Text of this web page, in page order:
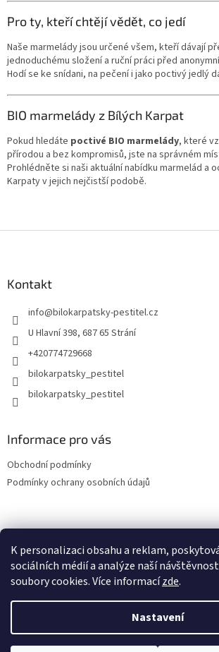
K personalizaci obsahu a reklam,
sociálních médií a analýze naší
soubory cookies. Více informacízde.
Nastavení
Pro ty, kteří chtějí vědět, co jedí
Naše marmelády jsou určené všem, kteří dávají
jednoduchému složení a ruční práci před
Hodí se ke snídani, na pečení i jako poctivý jedlý
BIO marmelády z Bílých Karpat
Pokud hledáte poctivé BIO marmelády, které
přírodou a bez kompromisů, jste na správném
Prohlédněte si naši aktuální nabídku marmelád a
Karpaty v jejich nejčistší podobě.
Kontakt
info@bilokarpatsky-pestitel.cz
U Hlavní 398, 687 65 Strání
+420774729668
bilokarpatsky_pestitel
Informace pro vás
Obchodní podmínky
Podmínky ochrany osobních údajů